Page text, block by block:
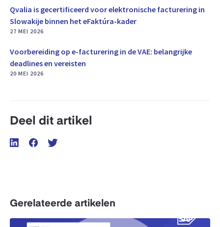
Qvalia is gecertificeerd voor elektronische facturering in
Slowakije binnen het eFaktúra-kader
27 MEI 2026
Voorbereiding op e-facturering in de VAE: belangrijke
deadlines en vereisten
20 MEI 2026
Deel dit artikel
Gerelateerde artikelen